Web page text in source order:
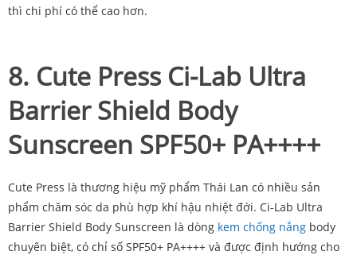
thì chi phí có thể cao hơn.
8. Cute Press Ci-Lab Ultra
Barrier Shield Body
Sunscreen SPF50+ PA++++
Cute Press là thương hiệu mỹ phẩm Thái Lan có nhiều sản
phẩm chăm sóc da phù hợp khí hậu nhiệt đới. Ci-Lab Ultra
Barrier Shield Body Sunscreen là dòng kem chống nắng body
chuyên biệt, có chỉ số SPF50+ PA++++ và được định hướng cho